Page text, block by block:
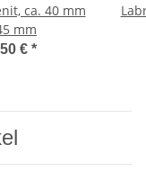
ca. 40 mm
mm
€ *